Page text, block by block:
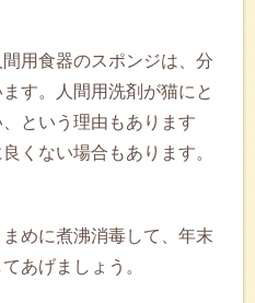
用食器のスポンジは、分
す。人間用洗剤が猫にと
という理由もあります
くない場合もあります。
めに煮沸消毒して、年末
あげましょう。